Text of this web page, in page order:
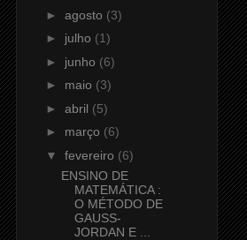
► agosto (3)
► julho (1)
► junho (6)
► maio (3)
► abril (5)
► março (6)
▼ fevereiro (6)
ENSINO DE
MATEMÁTICA :
O MÉTODO DE
GAUSS-
JORDAN E ...